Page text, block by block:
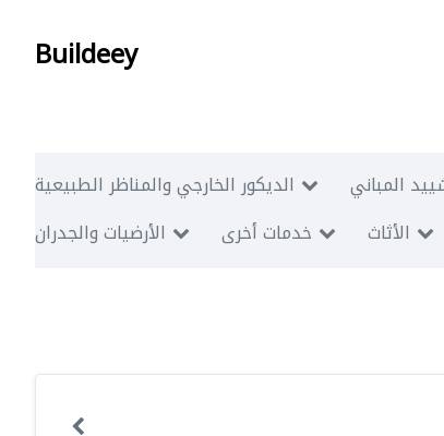
Buildeey
الديكور الخارجي والمناظر الطبيعية المباني
الأرضيات والجدران
خدمات أخرى الأثاث